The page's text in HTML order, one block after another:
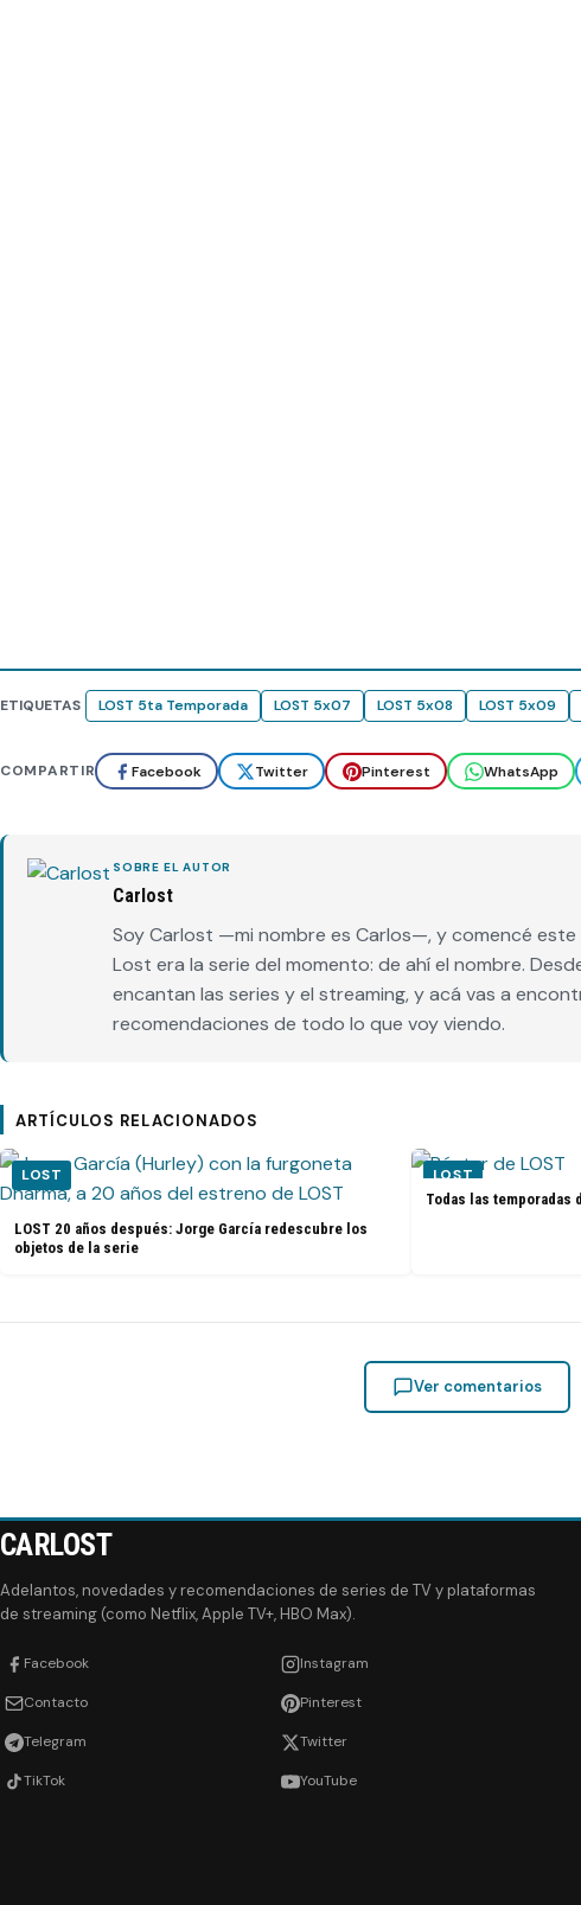
ETIQUETAS LOST 5ta Temporada LOST 5x07 LOST 5x08 LOST 5x09
COMPARTIR Facebook Twitter Pinterest WhatsApp
SOBRE EL AUTOR
Carlost
Soy Carlost —mi nombre es Carlos—, y comencé
Lost era la serie del momento: de ahí el nombre.
encantan las series y el streaming, y acá vas a
recomendaciones de todo lo que voy viendo.
ARTÍCULOS RELACIONADOS
LOST
LOST 20 años después: Jorge García redescubre los
objetos de la serie
LOST
Todas las temporadas
Ver comentarios
CARLOST
Adelantos, novedades y recomendaciones de series de TV y plataformas
de streaming (como Netflix, Apple TV+, HBO Max).
Facebook Instagram
Contacto Pinterest
Telegram Twitter
TikTok YouTube